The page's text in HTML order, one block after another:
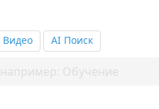
Видео AI Поиск